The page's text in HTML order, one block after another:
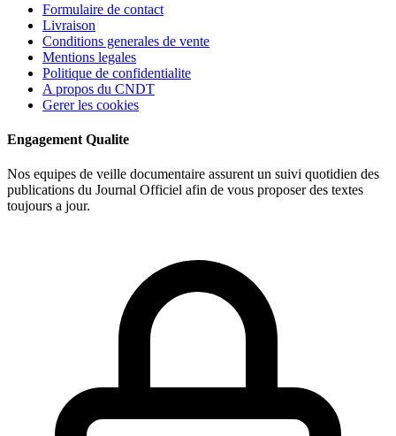
Formulaire de contact
Livraison
Conditions generales de vente
Mentions legales
Politique de confidentialite
A propos du CNDT
Gerer les cookies
Engagement Qualite
Nos equipes de veille documentaire assurent un suivi quotidien des
publications du Journal Officiel afin de vous proposer des textes
toujours a jour.